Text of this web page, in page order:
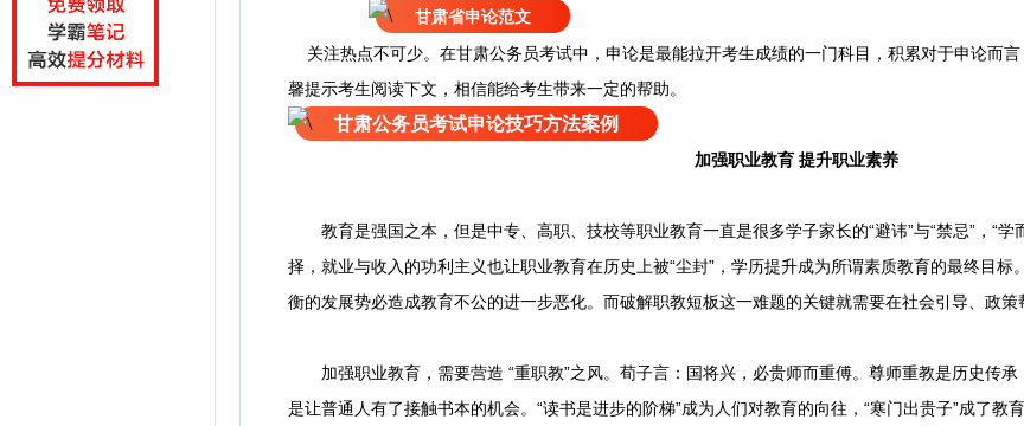
甘肃省申论范文
关注热点不可少。 在甘肃公务员考试中，申论是最能拉开考生成绩的一门科目，积累对于申论而言
馨提示考生阅读下文，相信能给考生带来一定的帮助。
甘肃公务员考试申论技巧方法案例
加强职业教育 提升职业素养
教育是强国之本，但是中专、高职、技校等职业教育一直是很多学子家长的“避讳”与“禁忌”，“学
择，就业与收入的功利主义也让职业教育在历史上被“尘封”，学历提升成为所谓素质教育的最终目标
衡的发展势必造成教育不公的进一步恶化。而破解职教短板这一难题的关键就需要在社会引导、政策
加强职业教育，需要营造 “重职教”之风。荀子言：国将兴，必贵师而重傅。尊师重教是历史传承
是让普通人有了接触书本的机会。“读书是进步的阶梯”成为人们对教育的向往，“寒门出贵子”成了教